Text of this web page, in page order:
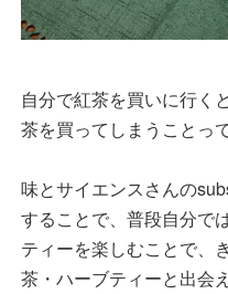
自分で紅茶を買いに行く
茶を買ってしまうことっ
味とサイエンスさんの
することで、普段自分で
ティーを楽しむことで、
茶・ハーブティーと出会